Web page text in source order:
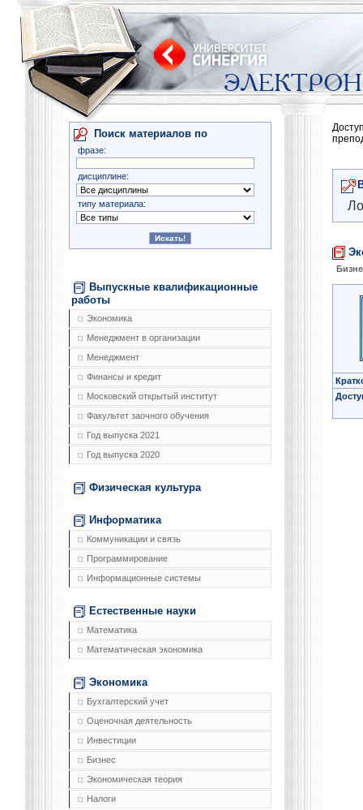
Поиск материалов по
фразе:
дисциплине:
типу материала:
Выпускные квалификационные
работы
Экономика
Менеджмент в организации
Менеджмент
Финансы и кредит
Московский открытый институт
Факультет заочного обучения
Год выпуска 2021
Год выпуска 2020
Физическая культура
Информатика
Коммуникации и связь
Программирование
Информационные системы
Естественные науки
Математика
Математическая экономика
Экономика
Бухгалтерский учет
Оценочная деятельность
Инвестиции
Бизнес
Экономическая теория
Налоги